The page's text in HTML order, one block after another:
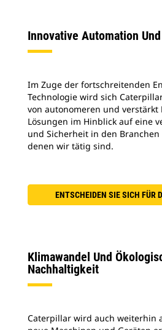
Innovative Automation
Im Zuge der fortschreitenden
Technologie wird sich
von autonomeren und verstärkt
Lösungen im Hinblick auf eine
und Sicherheit in den
denen wir tätig sind.
ENTSCHEIDEN SIE SICH FÜR
Klimawandel Und
Nachhaltigkeit
Caterpillar wird auch weiterhin